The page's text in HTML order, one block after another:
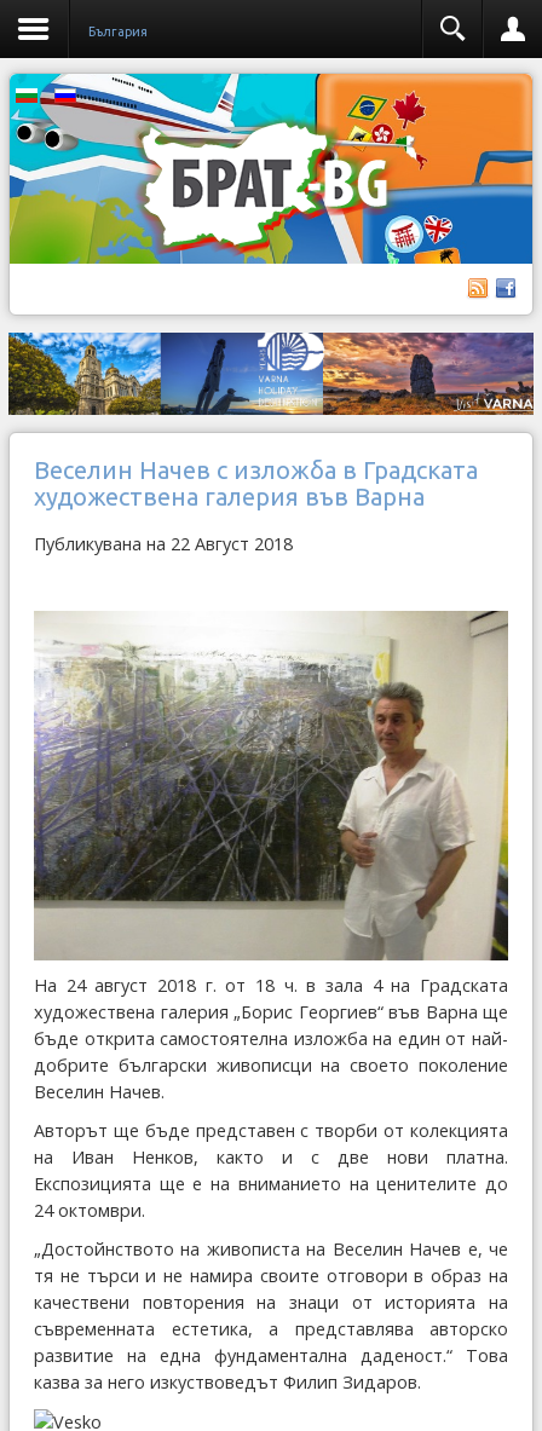
България
Веселин Начев с изложба в Градската
художествена галерия във Варна
Публикувана на 22 Август 2018
На 24 август 2018 г. от 18 ч. в зала 4 на Градската
художествена галерия „Борис Георгиев“ във Варна ще
бъде открита самостоятелна изложба на един от най-
добрите български живописци на своето поколение
Веселин Начев.
Авторът ще бъде представен с творби от колекцията
на Иван Ненков, както и с две нови платна.
Експозицията ще е на вниманието на ценителите до
24 октомври.
„Достойнството на живописта на Веселин Начев е, че
тя не търси и не намира своите отговори в образ на
качествени повторения на знаци от историята на
съвременната естетика, а представлява авторско
развитие на една фундаментална даденост.“ Това
казва за него изкуствоведът Филип Зидаров.